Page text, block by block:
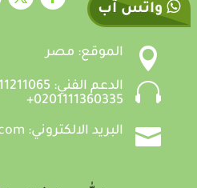
 الموقع: مصر

0201111360335+
 البريد الالكتروني: info@olymoo.com
واتس آب